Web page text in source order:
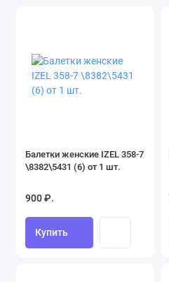
Балетки женские IZEL 358-7
\8382\5431 (6) от 1 шт.
900 ₽.
Купить